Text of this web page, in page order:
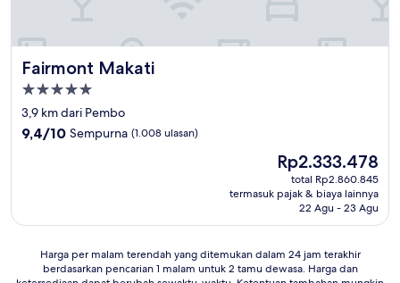
Fairmont Makati
Fairmont Makati
Properti
bintang
5.0
3,9 km dari Pembo
9.4
9,4/10 Sempurna (1.008 ulasan)
Harga
sekarang
Rp2.333.478
Rp2.333.478
total Rp2.860.845
termasuk pajak & biaya lainnya
22 Agu - 23 Agu
HargaHarga per malam terendah yang ditemukan dalam 24 jam terakhir
berdasarkan pencarian 1 malam untuk 2 tamu dewasa. Harga dan